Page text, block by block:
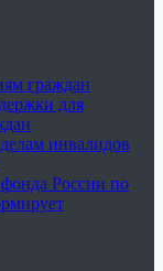
граждан
для
инвалидов
России по